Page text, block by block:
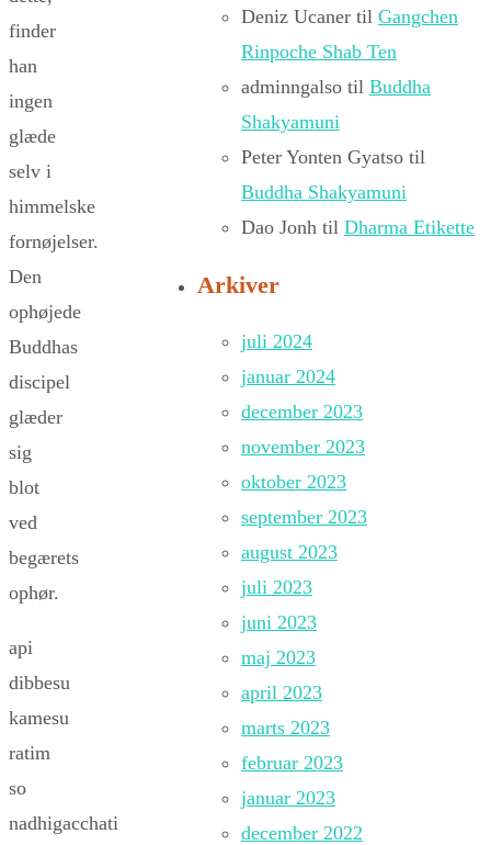
finder
han
ingen
glæde
selv i
himmelske
fornøjelser.
Den
ophøjede
Buddhas
discipel
glæder
sig
blot
ved
begærets
ophør.
api
dibbesu
kamesu
ratim
so
nadhigacchati
Deniz Ucaner til Gangchen
Rinpoche Shab Ten
adminngalso til Buddha
Shakyamuni
Peter Yonten Gyatso til
Buddha Shakyamuni
Dao Jonh til Dharma Etikette
Arkiver
juli 2024
januar 2024
december 2023
november 2023
oktober 2023
september 2023
august 2023
juli 2023
juni 2023
maj 2023
april 2023
marts 2023
februar 2023
januar 2023
december 2022